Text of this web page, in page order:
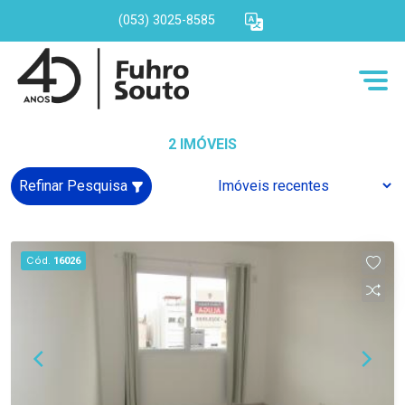
(053) 3025-8585
2 IMÓVEIS
Refinar Pesquisa
Cód. 16026